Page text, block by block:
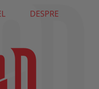
DESPRE